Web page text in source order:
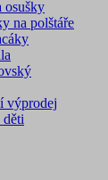
osušky
na polštáře
výprodej